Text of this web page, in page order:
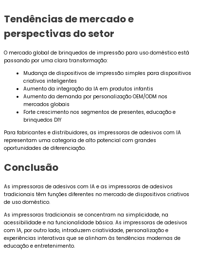
Tendências de mercado e
perspectivas do setor
O mercado global de brinquedos de impressão para uso doméstico está
passando por uma clara transformação:
Mudança de dispositivos de impressão simples para dispositivos
criativos inteligentes
Aumento da integração da IA em produtos infantis
Aumento da demanda por personalização OEM/ODM nos
mercados globais
Forte crescimento nos segmentos de presentes, educação e
brinquedos DIY
Para fabricantes e distribuidores, as impressoras de adesivos com IA
representam uma categoria de alto potencial com grandes
oportunidades de diferenciação.
Conclusão
As impressoras de adesivos com IA e as impressoras de adesivos
tradicionais têm funções diferentes no mercado de dispositivos criativos
de uso doméstico.
As impressoras tradicionais se concentram na simplicidade, na
acessibilidade e na funcionalidade básica. As impressoras de adesivos
com IA, por outro lado, introduzem criatividade, personalização e
experiências interativas que se alinham às tendências modernas de
educação e entretenimento.